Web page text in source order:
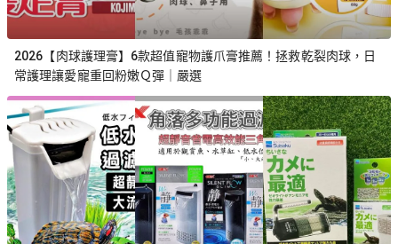
2026【肉球護理膏】6款超值寵物護爪膏推薦！拯救乾裂肉球，日
常護理讓愛寵重回粉嫩Ｑ彈｜嚴選